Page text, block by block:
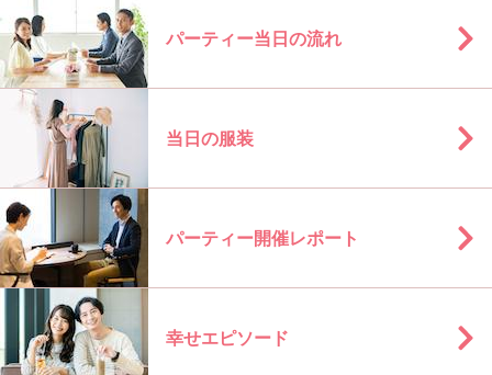
パーティー当日の流れ
当日の服装
パーティー開催レポート
幸せエピソード